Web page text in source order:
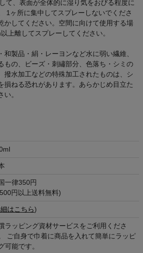
て、表面が全体的に湿り気をおびる程度に
1ヶ所に集中してスプレーしないでくださ
かしてください。空間に向けて使用する場
上離してスプレーしてください。
製品・絹・レーヨンなど水に弱い繊維、
もの、ビーズ・刺繡部分、色落ち・シミの
撥水加工などの特殊加工されたものは、シ
損ねる恐れがあります。あらかじめ目立た
。
一律350円
円以上送料無料)
はこちら)
ラッピング資材サービスをご利用くださ
ご自身で巾着に商品を入れて簡単にラッピ
可能です。